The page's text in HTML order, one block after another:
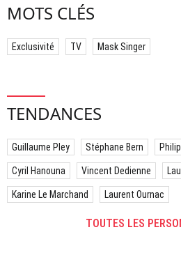
MOTS CLÉS
Exclusivité TV Mask Singer
TENDANCES
Guillaume Pley Stéphane Bern
Cyril Hanouna Vincent Dedienne
Karine Le Marchand Laurent Ournac
TOUTES LES